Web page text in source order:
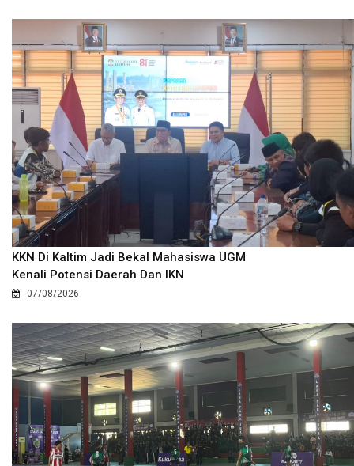
KKN Di Kaltim Jadi Bekal Mahasiswa UGM
Kenali Potensi Daerah Dan IKN
07/08/2026